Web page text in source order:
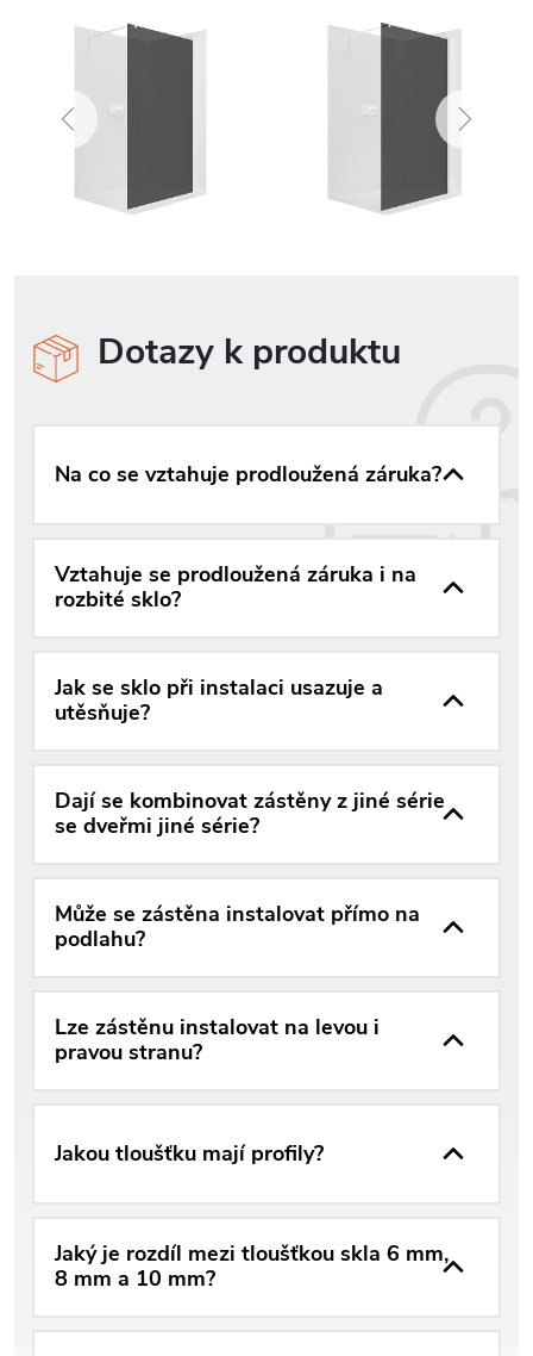
Dotazy k produktu
Na co se vztahuje prodloužená záruka?
Vztahuje se prodloužená záruka i na
rozbité sklo?
Jak se sklo při instalaci usazuje a
utěsňuje?
Dají se kombinovat zástěny z jiné série
se dveřmi jiné série?
Může se zástěna instalovat přímo na
podlahu?
Lze zástěnu instalovat na levou i
pravou stranu?
Jakou tloušťku mají profily?
Jaký je rozdíl mezi tloušťkou skla 6 mm,
8 mm a 10 mm?